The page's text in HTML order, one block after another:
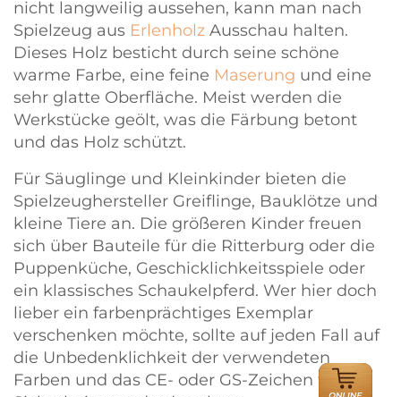
nicht langweilig aussehen, kann man nach
Spielzeug aus Erlenholz Ausschau halten.
Dieses Holz besticht durch seine schöne
warme Farbe, eine feine Maserung und eine
sehr glatte Oberfläche. Meist werden die
Werkstücke geölt, was die Färbung betont
und das Holz schützt.
Für Säuglinge und Kleinkinder bieten die
Spielzeughersteller Greiflinge, Bauklötze und
kleine Tiere an. Die größeren Kinder freuen
sich über Bauteile für die Ritterburg oder die
Puppenküche, Geschicklichkeitsspiele oder
ein klassisches Schaukelpferd. Wer hier doch
lieber ein farbenprächtiges Exemplar
verschenken möchte, sollte auf jeden Fall auf
die Unbedenklichkeit der verwendeten
Farben und das CE- oder GS-Zeichen fürONLINE